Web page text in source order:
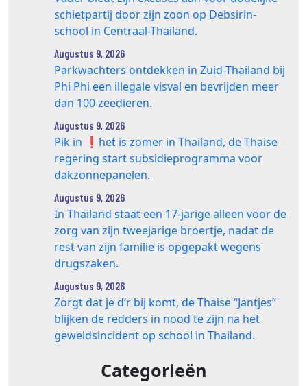
schietpartij door zijn zoon op Debsirin-
school in Centraal-Thailand.
Augustus 9, 2026
Parkwachters ontdekken in Zuid-Thailand bij
Phi Phi een illegale visval en bevrijden meer
dan 100 zeedieren.
Augustus 9, 2026
Pik in ❗️het is zomer in Thailand, de Thaise
regering start subsidieprogramma voor
dakzonnepanelen.
Augustus 9, 2026
In Thailand staat een 17‑jarige alleen voor de
zorg van zijn tweejarige broertje, nadat de
rest van zijn familie is opgepakt wegens
drugszaken.
Augustus 9, 2026
Zorgt dat je d’r bij komt, de Thaise “Jantjes”
blijken de redders in nood te zijn na het
geweldsincident op school in Thailand.
Categorieën